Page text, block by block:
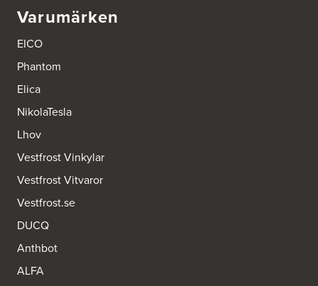
Varumärken
EICO
Phantom
Elica
NikolaTesla
Lhov
Vestfrost Vinkylar
Vestfrost Vitvaror
Vestfrost.se
DUCQ
Anthbot
ALFA